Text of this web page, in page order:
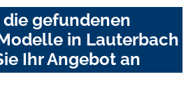
die gefundenen
in Lauterbach
Ihr Angebot an